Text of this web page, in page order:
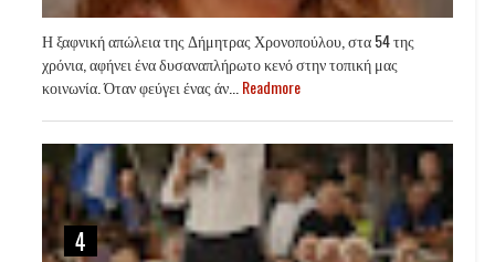
Η ξαφνική απώλεια της Δήμητρας Χρονοπούλου, στα 54 της
χρόνια, αφήνει ένα δυσαναπλήρωτο κενό στην τοπική μας
κοινωνία. Όταν φεύγει ένας άν... Readmore
4